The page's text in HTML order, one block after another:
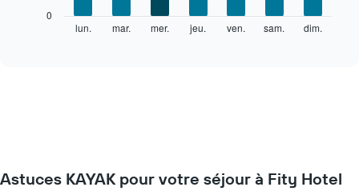
indiquent
le
prix
jour
lun. mar. mer. jeu. ven. sam. dim.
0
Astuces KAYAK pour votre séjour à Fity Hotel